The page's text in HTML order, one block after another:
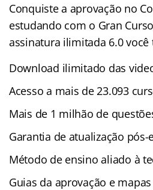
Conquiste a aprovação no
estudando com o Gran
assinatura ilimitada 6.0 você
Download ilimitado das
Acesso a mais de 23.093
Mais de 1 milhão de
Garantia de atualização pós-
Método de ensino aliado à
Guias da aprovação e